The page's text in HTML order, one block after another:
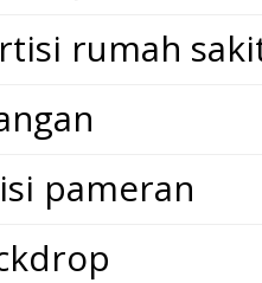
rumah
pameran